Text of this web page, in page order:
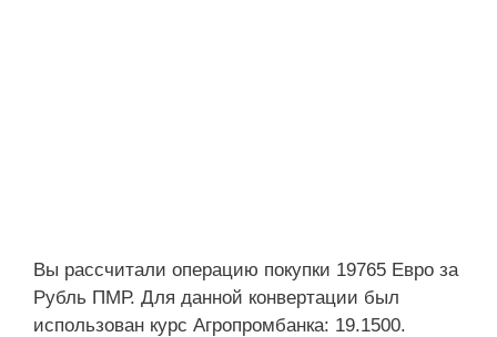
Вы рассчитали операцию покупки 19765 Евро за
Рубль ПМР. Для данной конвертации был
использован курс Агропромбанка: 19.1500.